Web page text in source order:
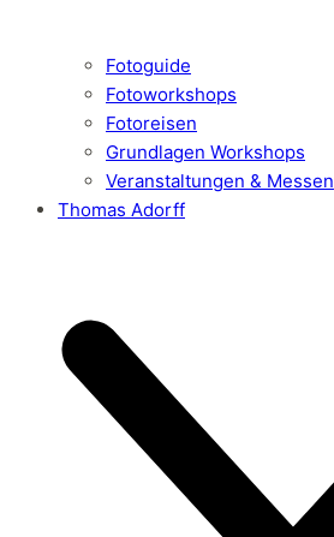
Fotoguide
Fotoworkshops
Fotoreisen
Grundlagen Workshops
Veranstaltungen & Messen
Thomas Adorff